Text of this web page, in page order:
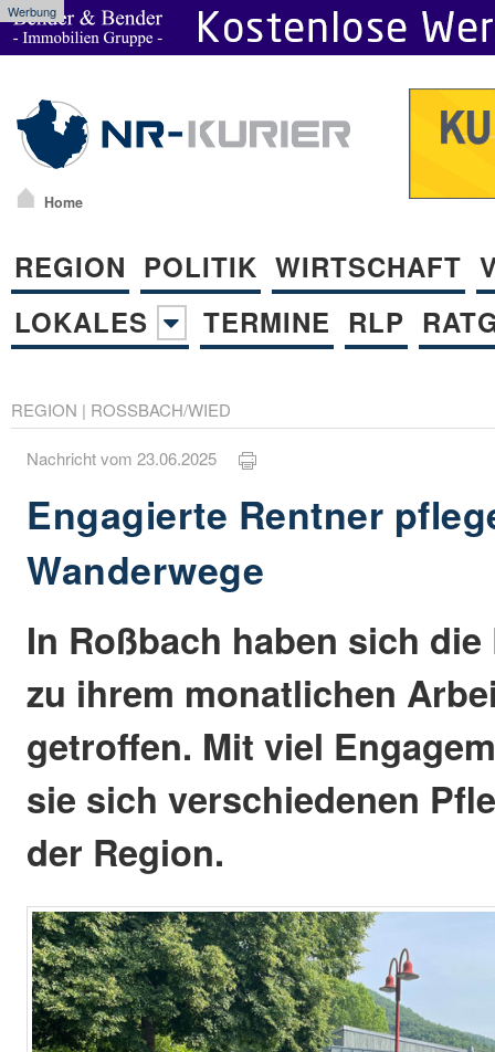
Werbung
Home
REGION POLITIK WIRTSCHAFT
LOKALES
TERMINE RLP
REGION | ROSSBACH/WIED
Nachricht vom 23.06.2025
Engagierte Rentner
Wanderwege
In Roßbach haben sich
zu ihrem monatlichen
getroffen. Mit viel
sie sich verschiedenen
der Region.